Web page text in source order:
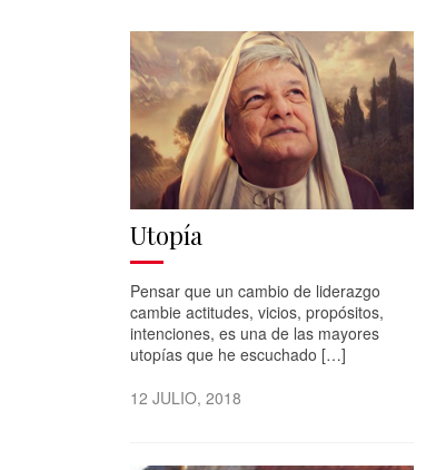
Utopía
Pensar que un cambio de liderazgo
cambie actitudes, vicios, propósitos,
intenciones, es una de las mayores
utopías que he escuchado […]
12 JULIO, 2018